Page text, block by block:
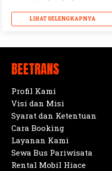
LIHAT SELENGKAPNYA
BEETRANS
Profil Kami
Visi dan Misi
Syarat dan Ketentuan
Cara Booking
Layanan Kami
Sewa Bus Pariwisata
Rental Mobil Hiace